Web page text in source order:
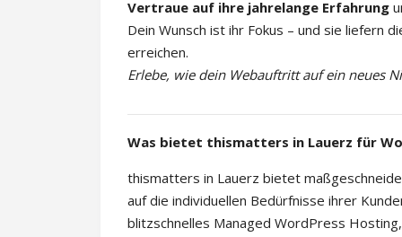
Vertraue auf ihre jahrelange Erfahrung
Dein Wunsch ist ihr Fokus – und sie liefern
erreichen.
Erlebe, wie dein Webauftritt auf ein neues
Was bietet thismatters in Lauerz für
thismatters in Lauerz bietet
auf die individuellen Bedürfnisse ihrer
blitzschnelles Managed WordPress